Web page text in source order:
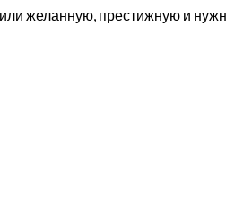
желанную, престижную и